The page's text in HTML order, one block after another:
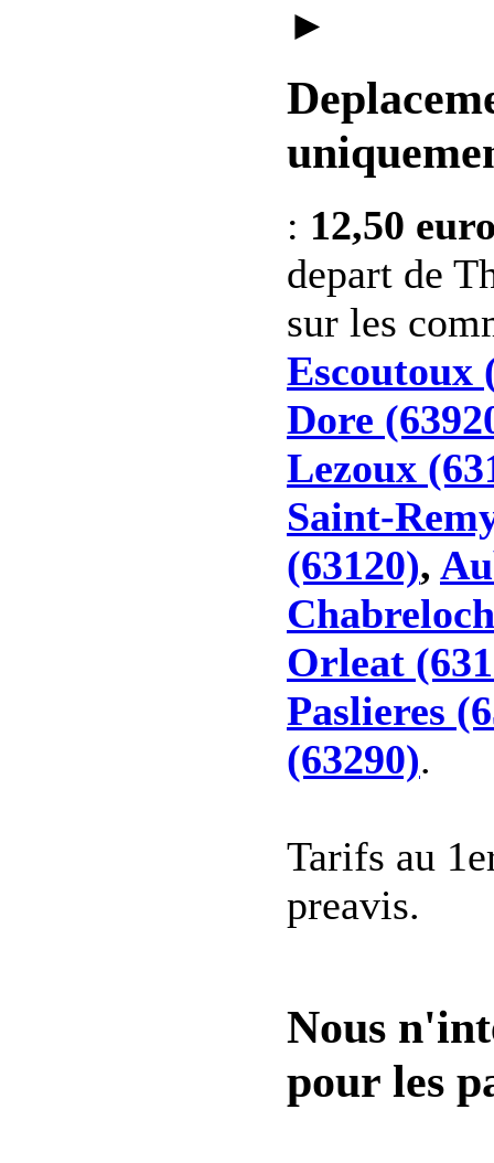
►
: 12,50
depart de
sur les
Escoutoux
Dore
Lezoux
Saint-
(63120),
Orleat
Paslieres
(63290).
Tarifs au
preavis.
Nous
pour les